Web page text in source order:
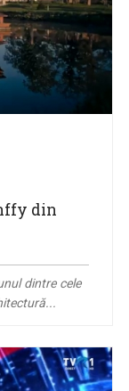
din
dintre cele